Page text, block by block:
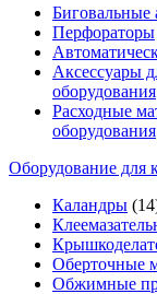
Биговальные
Перфораторы
Аксессуары
оборудования
Расходные
оборудования
Оборудование для
Каландры
Оберточные
Обжимные